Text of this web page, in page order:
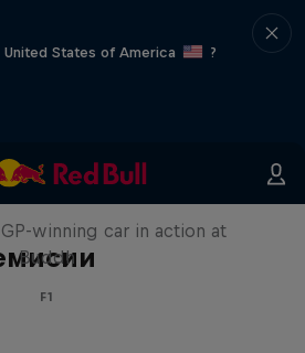
States of America
?
to India
GP-winning car in action at
Buddh
F1